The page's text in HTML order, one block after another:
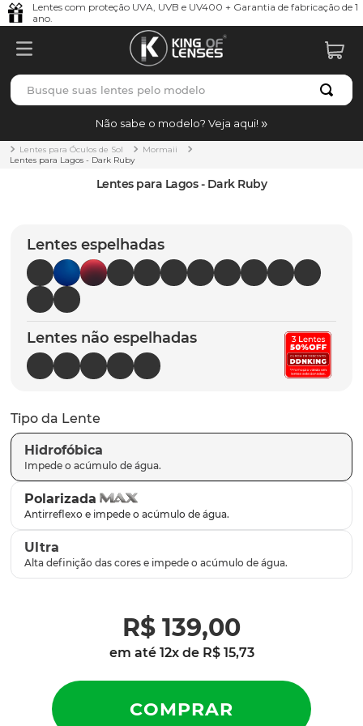
Lentes com proteção UVA, UVB e UV400 + Garantia de fabricação de 1
ano.
Busque suas lentes pelo modelo
Não sabe o modelo? Veja aqui!
Lentes para Óculos de Sol
Mormaii
Lentes para Lagos - Dark Ruby
Lentes para Lagos - Dark Ruby
Lentes espelhadas
Lentes não espelhadas
Tipo da Lente
Hidrofóbica
Polarizada
Ultra
R$ 139,00
em até 12x de R$ 15,73
TERMOS MAIS BUSCADOS
1º borrachas
holbrook
5º chaves
6º t-shock
7º latch
8º gasket
9º parafusos